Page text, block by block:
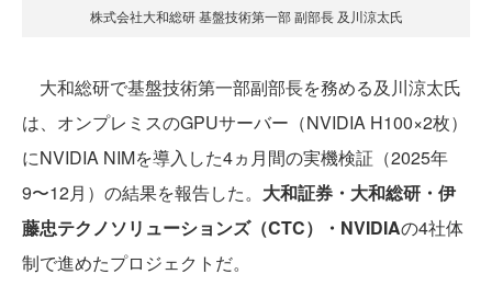
株式会社大和総研 基盤技術第一部 副部長 及川涼太氏
大和総研で基盤技術第一部副部長を務める及川涼太氏
は、オンプレミスのGPUサーバー（NVIDIA H100×2枚）
にNVIDIA NIMを導入した4ヵ月間の実機検証（2025年
9〜12月）の結果を報告した。 大和証券・大和総研・伊
藤忠テクノソリューションズ（CTC）・NVIDIAの4社体
制で進めたプロジェクトだ。